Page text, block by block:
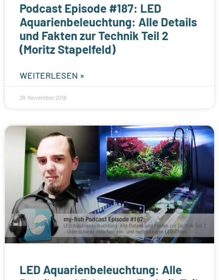
Podcast Episode #187: LED
Aquarienbeleuchtung: Alle Details
und Fakten zur Technik Teil 2
(Moritz Stapelfeld)
WEITERLESEN »
29. November 2018
LED Aquarienbeleuchtung: Alle